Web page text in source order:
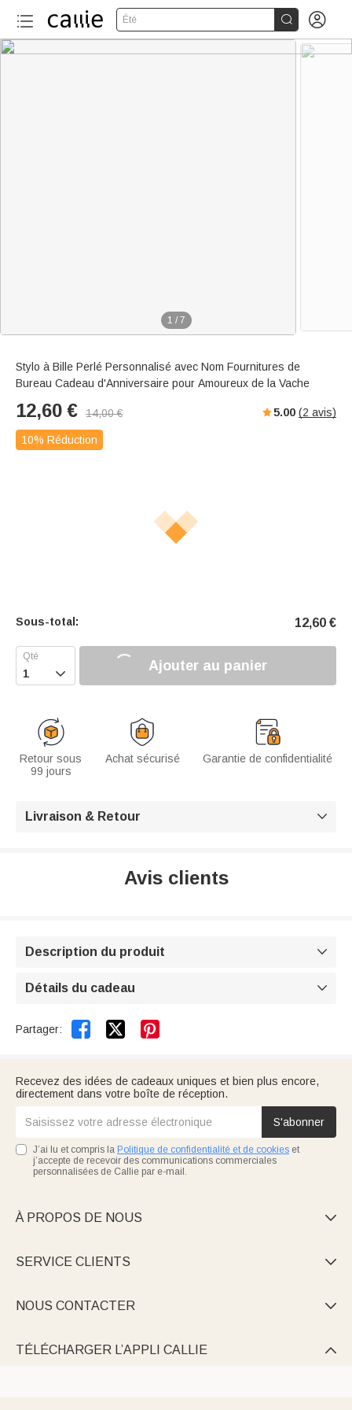
Été  
1 / 7
Stylo à Bille Perlé Personnalisé avec Nom Fournitures de
Bureau Cadeau d'Anniversaire pour Amoureux de la Vache
12,60 € 14,00€ 5.00 (2 avis)
10% Réduction
Sous-total: 12,60 €
 Ajouter au panier
Retour sous
99 jours
Achat sécurisé Garantie de confidentialité
Livraison & Retour 
Avis clients
Description du produit 
Détails du cadeau 
Partager:  
Recevez des idées de cadeaux uniques et bien plus encore,
directement dans votre boîte de réception.
S'abonner
J’ai lu et compris la Politique de confidentialité et de cookies et
j’accepte de recevoir des communications commerciales
personnalisées de Callie par e-mail.
À PROPOS DE NOUS 
SERVICE CLIENTS 
NOUS CONTACTER 
TÉLÉCHARGER L’APPLI CALLIE 